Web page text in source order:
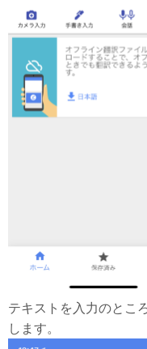
テキストを入力のとこ
します。